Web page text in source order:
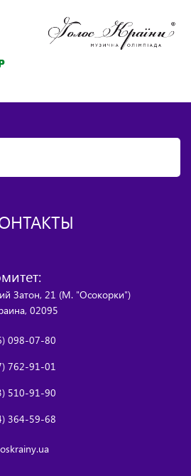
Затон, 21 (М. "Осокорки")
02095
098-07-80
762-91-01
510-91-90
364-59-68